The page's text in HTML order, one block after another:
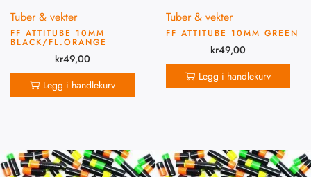
Tuber & vekter
FF ATTITUBE 10MM
BLACK/FL.ORANGE
kr49,00
Legg i handlekurv
Tuber & vekter
FF ATTITUBE 10MM GREEN
kr49,00
Legg i handlekurv